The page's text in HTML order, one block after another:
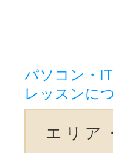
パソコン・
レッスンに
エリア